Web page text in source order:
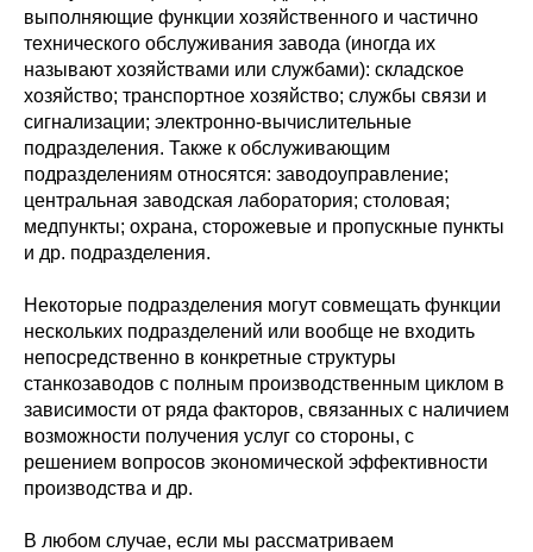
выполняющие функции хозяйственного и частично
технического обслуживания завода (иногда их
называют хозяйствами или службами): складское
хозяйство; транспортное хозяйство; службы связи и
сигнализации; электронно-вычислительные
подразделения. Также к обслуживающим
подразделениям относятся: заводоуправление;
центральная заводская лаборатория; столовая;
медпункты; охрана, сторожевые и пропускные пункты
и др. подразделения.
Некоторые подразделения могут совмещать функции
нескольких подразделений или вообще не входить
непосредственно в конкретные структуры
станкозаводов с полным производственным циклом в
зависимости от ряда факторов, связанных с наличием
возможности получения услуг со стороны, с
решением вопросов экономической эффективности
производства и др.
В любом случае, если мы рассматриваем